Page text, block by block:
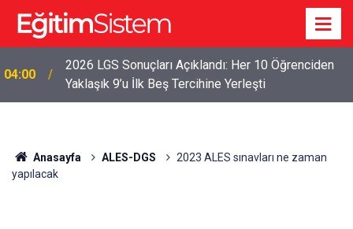
04:00
2026 LGS Sonuçları Açıklandı: Her 10 Öğrenciden
Yaklaşık 9’u İlk Beş Tercihine Yerleşti
Anasayfa ALES-DGS
2023 ALES sınavları ne zaman
yapılacak